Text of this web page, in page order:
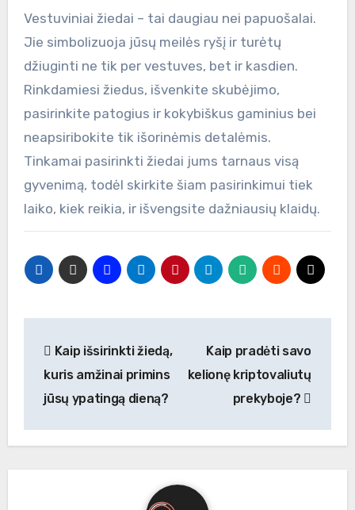
Vestuviniai žiedai – tai daugiau nei papuošalai.
Jie simbolizuoja jūsų meilės ryšį ir turėtų
džiuginti ne tik per vestuves, bet ir kasdien.
Rinkdamiesi žiedus, išvenkite skubėjimo,
pasirinkite patogius ir kokybiškus gaminius bei
neapsiribokite tik išorinėmis detalėmis.
Tinkamai pasirinkti žiedai jums tarnaus visą
gyvenimą, todėl skirkite šiam pasirinkimui tiek
laiko, kiek reikia, ir išvengsite dažniausių klaidų.
tarp
įrašų
Kaip išsirinkti žiedą,
kuris amžinai primins
jūsų ypatingą dieną?
Kaip pradėti savo
kelionę kriptovaliutų
prekyboje?